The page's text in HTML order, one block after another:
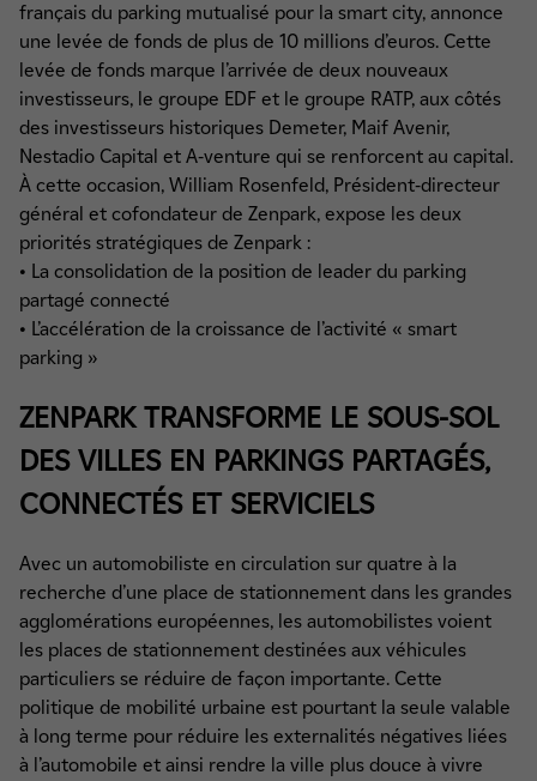
français du parking mutualisé pour la smart city, annonce
une levée de fonds de plus de 10 millions d’euros. Cette
levée de fonds marque l’arrivée de deux nouveaux
investisseurs, le groupe EDF et le groupe RATP, aux côtés
des investisseurs historiques Demeter, Maif Avenir,
Nestadio Capital et A-venture qui se renforcent au capital.
À cette occasion, William Rosenfeld, Président-directeur
général et cofondateur de Zenpark, expose les deux
priorités stratégiques de Zenpark :
• La consolidation de la position de leader du parking
partagé connecté
• L’accélération de la croissance de l’activité « smart
parking »
ZENPARK TRANSFORME LE SOUS-SOL
DES VILLES EN PARKINGS PARTAGÉS,
CONNECTÉS ET SERVICIELS
Avec un automobiliste en circulation sur quatre à la
recherche d’une place de stationnement dans les grandes
agglomérations européennes, les automobilistes voient
les places de stationnement destinées aux véhicules
particuliers se réduire de façon importante. Cette
politique de mobilité urbaine est pourtant la seule valable
à long terme pour réduire les externalités négatives liées
à l’automobile et ainsi rendre la ville plus douce à vivre